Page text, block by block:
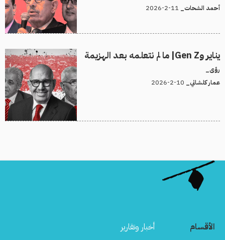
أحمد الشحات_
يناير وGen Z| ما لم نتعلمه بعد الهزيمة
رؤى_
عمار كلشاني_
الأقسام
أخبار وتقارير